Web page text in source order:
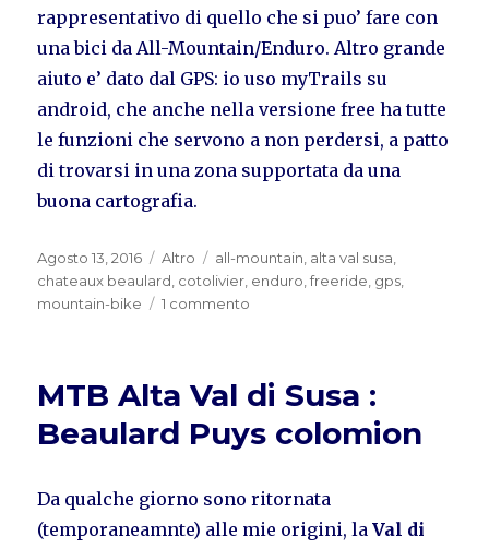
rappresentativo di quello che si puo’ fare con
una bici da All-Mountain/Enduro. Altro grande
aiuto e’ dato dal GPS: io uso myTrails su
android, che anche nella versione free ha tutte
le funzioni che servono a non perdersi, a patto
di trovarsi in una zona supportata da una
buona cartografia.
Pubblicato
il
Agosto 13, 2016 Categorie
Altro Tag
all-mountain, alta val susa,
chateaux beaulard, cotolivier, enduro,freeride, gps,
mountain-bike
1 commento
Cotolivier
MTB Alta Val di Susa :
Beaulard Puys colomion
Da qualche giorno sono ritornata
(temporaneamnte) alle mie origini, laVal di